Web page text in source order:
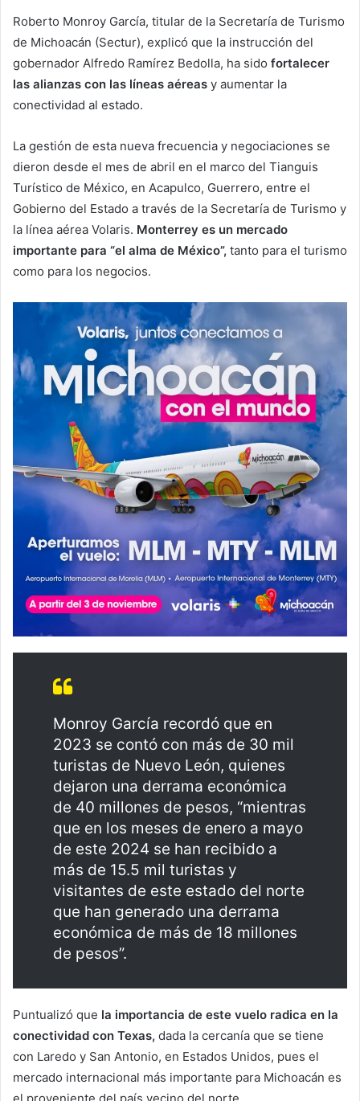
Roberto Monroy García, titular de la Secretaría de Turismo
de Michoacán (Sectur), explicó que la instrucción del
gobernador Alfredo Ramírez Bedolla, ha sido fortalecer
las alianzas con las líneas aéreas y aumentar la
conectividad al estado.
La gestión de esta nueva frecuencia y negociaciones se
dieron desde el mes de abril en el marco del Tianguis
Turístico de México, en Acapulco, Guerrero, entre el
Gobierno del Estado a través de la Secretaría de Turismo y
la línea aérea Volaris. Monterrey es un mercado
importante para “el alma de México”, tanto para el turismo
como para los negocios.
Monroy García recordó que en
2023 se contó con más de 30 mil
turistas de Nuevo León, quienes
dejaron una derrama económica
de 40 millones de pesos, “mientras
que en los meses de enero a mayo
de este 2024 se han recibido a
más de 15.5 mil turistas y
visitantes de este estado del norte
que han generado una derrama
económica de más de 18 millones
de pesos”.
Puntualizó que la importancia de este vuelo radica en la
conectividad con Texas, dada la cercanía que se tiene
con Laredo y San Antonio, en Estados Unidos, pues el
mercado internacional más importante para Michoacán es
el proveniente del país vecino del norte.